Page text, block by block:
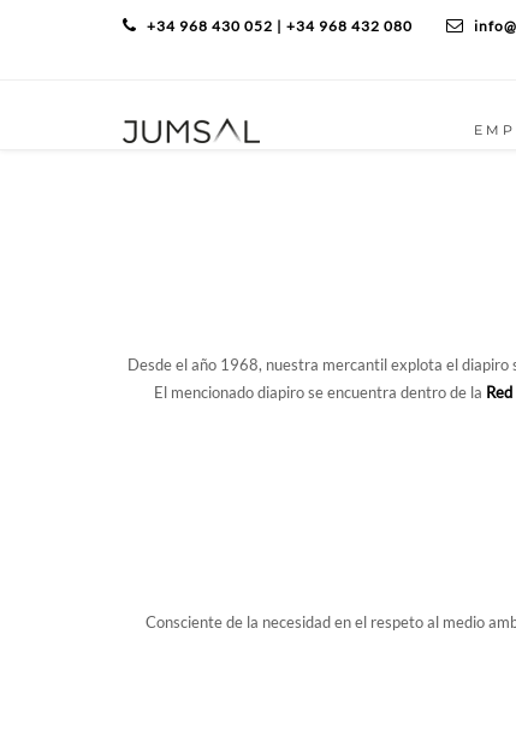
+34 968 430 052 | +34 968 432 080
Desde el año 1968, nuestra mercantil explota el diapiro
El mencionado diapiro se encuentra dentro de la
Consciente de la necesidad en el respeto al medio